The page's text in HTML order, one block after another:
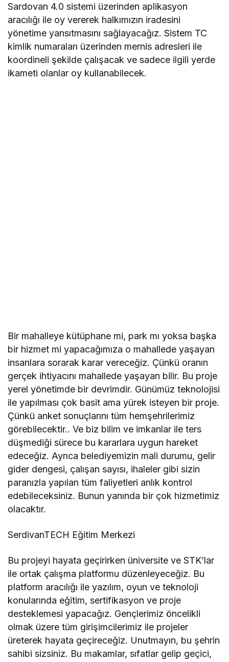
Sardovan 4.0 sistemi üzerinden aplikasyon
aracılığı ile oy vererek halkımızın iradesini
yönetime yansıtmasını sağlayacağız. Sistem TC
kimlik numaraları üzerinden mernis adresleri ile
koordineli şekilde çalışacak ve sadece ilgili yerde
ikameti olanlar oy kullanabilecek.
Bir mahalleye kütüphane mi, park mı yoksa başka
bir hizmet mi yapacağımıza o mahallede yaşayan
insanlara sorarak karar vereceğiz. Çünkü oranın
gerçek ihtiyacını mahallede yaşayan bilir. Bu proje
yerel yönetimde bir devrimdir. Günümüz teknolojisi
ile yapılması çok basit ama yürek isteyen bir proje.
Çünkü anket sonuçlarını tüm hemşehrilerimiz
görebilecektir.. Ve biz bilim ve imkanlar ile ters
düşmediği sürece bu kararlara uygun hareket
edeceğiz. Ayrıca belediyemizin mali durumu, gelir
gider dengesi, çalışan sayısı, ihaleler gibi sizin
paranızla yapılan tüm faliyetleri anlık kontrol
edebileceksiniz. Bunun yanında bir çok hizmetimiz
olacaktır.
SerdivanTECH Eğitim Merkezi
Bu projeyi hayata geçirirken üniversite ve STK’lar
ile ortak çalışma platformu düzenleyeceğiz. Bu
platform aracılığı ile yazılım, oyun ve teknoloji
konularında eğitim, sertifikasyon ve proje
desteklemesi yapacağız. Gençlerimiz öncelikli
olmak üzere tüm girişimcilerimiz ile projeler
üreterek hayata geçireceğiz. Unutmayın, bu şehrin
sahibi sizsiniz. Bu makamlar, sıfatlar gelip geçici,